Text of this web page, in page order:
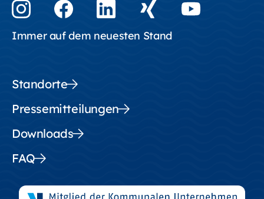
Immer auf dem neuesten Stand
Standorte
Pressemitteilungen
Downloads
FAQ